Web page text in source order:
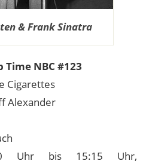
& Frank Sinatra
Time NBC #123
Cigarettes
Alexander
Uhr bis 15:15 Uhr,